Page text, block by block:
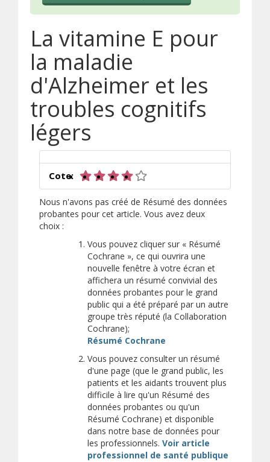
La vitamine E pour
la maladie
d'Alzheimer et les
troubles cognitifs
légers
Cote:
Nous n'avons pas créé de Résumé des données
probantes pour cet article. Vous avez deux
choix :
Vous pouvez cliquer sur « Résumé
Cochrane », ce qui ouvrira une
nouvelle fenêtre à votre écran et
affichera un résumé convivial des
données probantes pour le grand
public qui a été préparé par un autre
groupe très réputé (la Collaboration
Cochrane);
Résumé Cochrane
Vous pouvez consulter un résumé
d'une page (que le grand public, les
patients et les aidants trouvent plus
difficile à lire qu'un Résumé des
données probantes ou qu'un
Résumé Cochrane) et disponible
dans notre base de données pour
les professionnels. Voir article
professionnel de santé publique